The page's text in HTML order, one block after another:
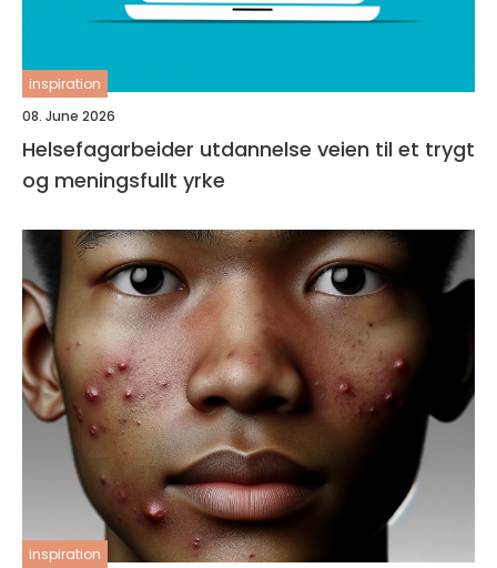
inspiration
08. June 2026
Helsefagarbeider utdannelse veien til et trygt
og meningsfullt yrke
inspiration